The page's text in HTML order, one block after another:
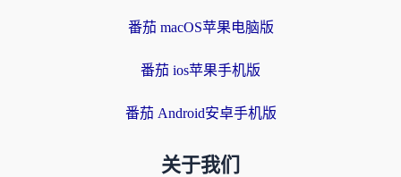
番茄 macOS苹果电脑版
番茄 ios苹果手机版
番茄 Android安卓手机版
关于我们